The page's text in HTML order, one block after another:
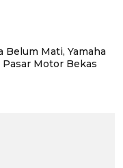
Belum Mati, Yamaha
Motor Bekas